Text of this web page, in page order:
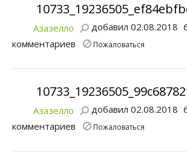
Азазелло добавил 02.08.2018
комментариев
Пожаловаться
Азазелло добавил 02.08.2018
комментариев
Пожаловаться